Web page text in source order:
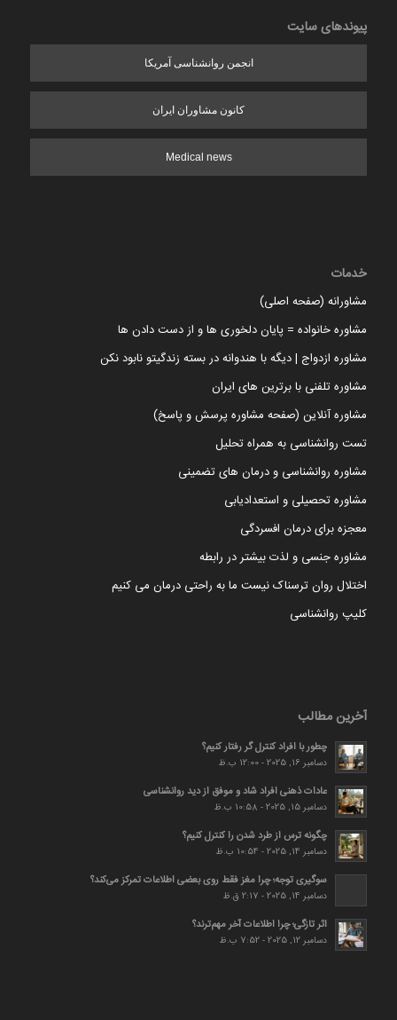
پیوندهای سایت
انجمن روانشناسی آمریکا
کانون مشاوران ایران
Medical news
خدمات
مشاورانه (صفحه اصلی)
مشاوره خانواده = پایان دلخوری ها و از دست دادن ها
مشاوره ازدواج | دیگه با هندوانه در بسته زندگیتو نابود نکن
مشاوره تلفنی با برترین های ایران
مشاوره آنلاین (صفحه مشاوره پرسش و پاسخ)
تست روانشناسی به همراه تحلیل
مشاوره روانشناسی و درمان های تضمینی
مشاوره تحصیلی و استعدادیابی
معجزه برای درمان افسردگی
مشاوره جنسی و لذت بیشتر در رابطه
اختلال روان ترسناک نیست ما به راحتی درمان می کنیم
کلیپ روانشناسی
آخرین مطالب
چطور با افراد کنترل گر رفتار کنیم؟
دسامبر 16, 2025 - 12:00 ب.ظ
عادات ذهنی افراد شاد و موفق از دید روانشناسی
دسامبر 15, 2025 - 10:58 ب.ظ
چگونه ترس از طرد شدن را کنترل کنیم؟
دسامبر 14, 2025 - 10:54 ب.ظ
سوگیری توجه؛ چرا مغز فقط روی بعضی اطلاعات تمرکز می‌کند؟
دسامبر 14, 2025 - 2:17 ق.ظ
اثر تازگی؛ چرا اطلاعات آخر مهم‌ترند؟
دسامبر 12, 2025 - 7:52 ب.ظ